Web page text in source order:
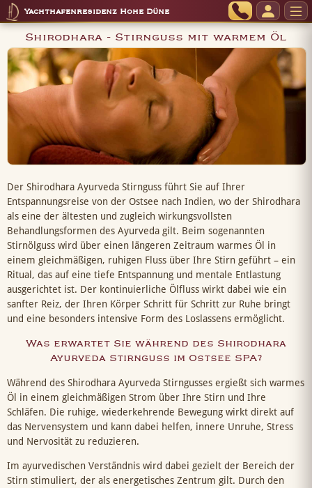
Yachthafenresidenz Hohe Düne
Shirodhara - Stirnguss mit warmem Öl
Der Shirodhara Ayurveda Stirnguss führt Sie auf Ihrer
Entspannungsreise von der Ostsee nach Indien, wo der Shirodhara
als eine der ältesten und zugleich wirkungsvollsten
Behandlungsformen des Ayurveda gilt. Beim sogenannten
Stirnölguss wird über einen längeren Zeitraum warmes Öl in
einem gleichmäßigen, ruhigen Fluss über Ihre Stirn geführt – ein
Ritual, das auf eine tiefe Entspannung und mentale Entlastung
ausgerichtet ist. Der kontinuierliche Ölfluss wirkt dabei wie ein
sanfter Reiz, der Ihren Körper Schritt für Schritt zur Ruhe bringt
und eine besonders intensive Form des Loslassens ermöglicht.
Was erwartet Sie während des Shirodhara
Ayurveda Stirnguss im Ostsee SPA?
Während des Shirodhara Ayurveda Stirngusses ergießt sich warmes
Öl in einem gleichmäßigen Strom über Ihre Stirn und Ihre
Schläfen. Die ruhige, wiederkehrende Bewegung wirkt direkt auf
das Nervensystem und kann dabei helfen, innere Unruhe, Stress
und Nervosität zu reduzieren.
Im ayurvedischen Verständnis wird dabei gezielt der Bereich der
Stirn stimuliert, der als energetisches Zentrum gilt. Durch den